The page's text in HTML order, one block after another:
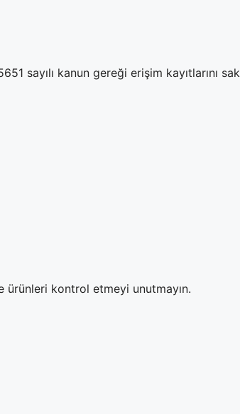
sayılı kanun gereği erişim kayıtlarını
ürünleri kontrol etmeyi unutmayın.